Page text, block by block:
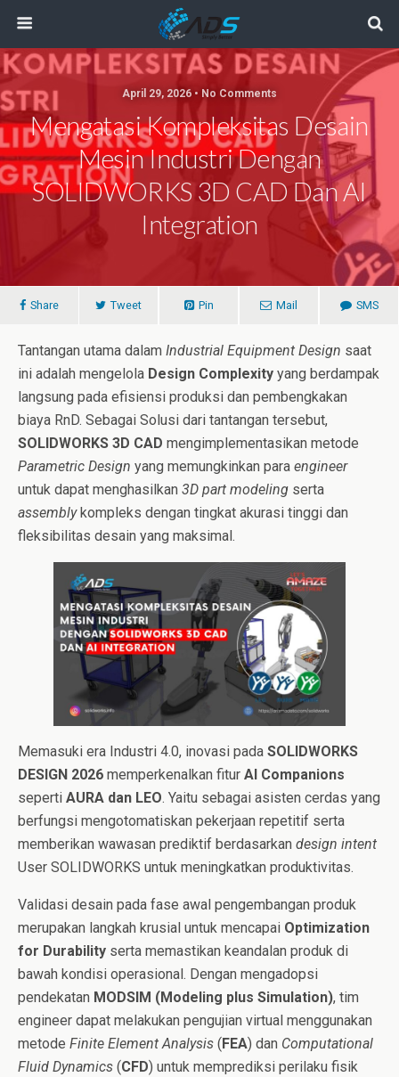
April 29, 2026 • No Comments
Mengatasi Kompleksitas Desain
Mesin Industri Dengan
SOLIDWORKS 3D CAD Dan AI
Integration
Share Tweet Pin Mail SMS
Tantangan utama dalam Industrial Equipment Design saat
ini adalah mengelola Design Complexity yang berdampak
langsung pada efisiensi produksi dan pembengkakan
biaya RnD. Sebagai Solusi dari tantangan tersebut,
SOLIDWORKS 3D CAD mengimplementasikan metode
Parametric Design yang memungkinkan para engineer
untuk dapat menghasilkan 3D part modeling serta
assemblykompleks dengan tingkat akurasi tinggi dan
fleksibilitas desain yang maksimal.
Memasuki era Industri 4.0, inovasi pada SOLIDWORKS
DESIGN 2026 memperkenalkan fitur AI Companions
seperti AURA dan LEO. Yaitu sebagai asisten cerdas yang
berfungsi mengotomatiskan pekerjaan repetitif serta
memberikan wawasan prediktif berdasarkan design intent
User SOLIDWORKS untuk meningkatkan produktivitas.
Validasi desain pada fase awal pengembangan produk
merupakan langkah krusial untuk mencapai Optimization
for Durability serta memastikan keandalan produk di
bawah kondisi operasional. Dengan mengadopsi
pendekatan MODSIM (Modeling plus Simulation), tim
engineer dapat melakukan pengujian virtual menggunakan
metode Finite Element Analysis ( FEA) dan Computational
Fluid Dynamics (CFD) untuk memprediksi perilaku fisik